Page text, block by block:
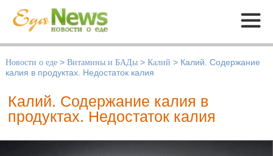
Меню
Новости о еде > Витамины и БАДы > Калий > Калий. Содержание
калия в продуктах. Недостаток калия
Калий. Содержание калия в
продуктах. Недостаток калия